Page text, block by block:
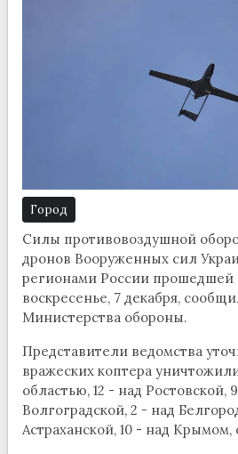
Город
Силы противовоздушной
дронов Вооруженных сил
регионами России прошедшей
воскресенье, 7 декабря,
Министерства обороны.
Представители ведомства
вражеских коптера
областью, 12 - над Ростовской,
Волгоградской, 2 - над
Астраханской, 10 - над